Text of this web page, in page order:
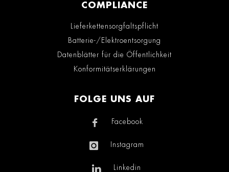
COMPLIANCE
Lieferkettensorgfaltspflicht
Batterie-/Elektroentsorgung
Datenblätter für die Öffentlichkeit
Konformitätserklärungen
FOLGE UNS AUF
Facebook
Instagram
Linkedin